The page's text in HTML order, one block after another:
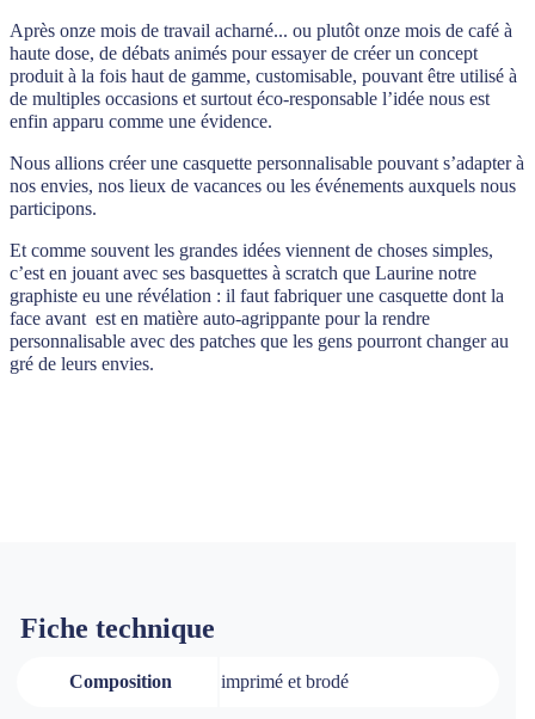
Après onze mois de travail acharné... ou plutôt onze mois de café à
haute dose, de débats animés pour essayer de créer un concept
produit à la fois haut de gamme, customisable, pouvant être utilisé à
de multiples occasions et surtout éco-responsable l’idée nous est
enfin apparu comme une évidence.
Nous allions créer une casquette personnalisable pouvant s’adapter à
nos envies, nos lieux de vacances ou les événements auxquels nous
participons.
Et comme souvent les grandes idées viennent de choses simples,
c’est en jouant avec ses basquettes à scratch que Laurine notre
graphiste eu une révélation : il faut fabriquer une casquette dont la
face avant est en matière auto-agrippante pour la rendre
personnalisable avec des patches que les gens pourront changer au
gré de leurs envies.
Fiche technique
Composition imprimé et brodé